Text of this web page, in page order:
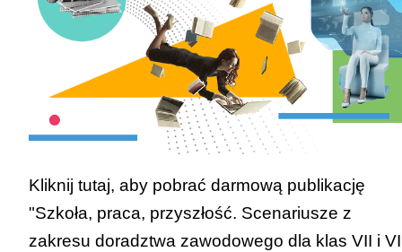
Kliknij tutaj, aby pobrać darmową publikację
"Szkoła, praca, przyszłość. Scenariusze z
zakresu doradztwa zawodowego dla klas VII i